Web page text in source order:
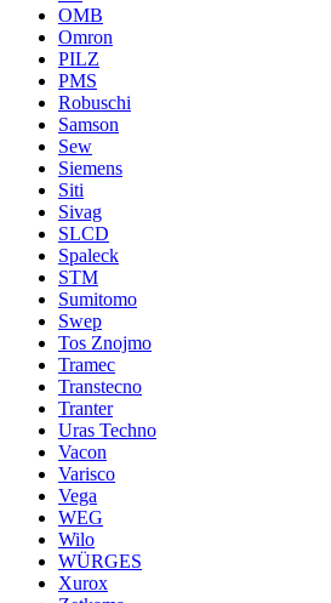
OMB
Omron
PILZ
PMS
Robuschi
Samson
Sew
Siemens
Siti
Sivag
SLCD
Spaleck
STM
Sumitomo
Swep
Tos Znojmo
Tramec
Transtecno
Tranter
Uras Techno
Vacon
Varisco
Vega
WEG
Wilo
WÜRGES
Xurox